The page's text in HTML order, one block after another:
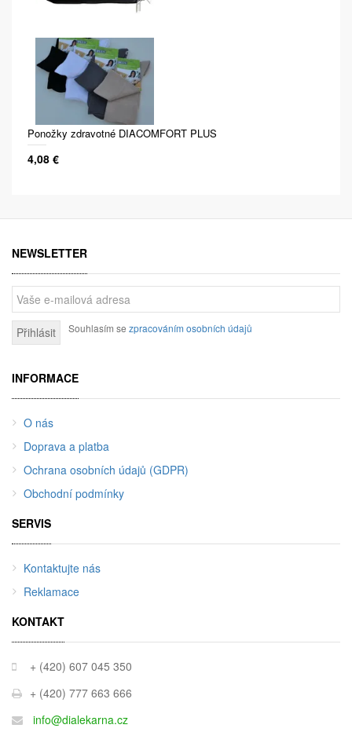
Ponožky zdravotné DIACOMFORT PLUS
4,08 €
NEWSLETTER
Přihlásit Souhlasím se zpracováním osobních údajů
INFORMACE
O nás
Doprava a platba
Ochrana osobních údajů (GDPR)
Obchodní podmínky
SERVIS
Kontaktujte nás
Reklamace
KONTAKT
+ (420) 607 045 350
+ (420) 777 663 666
info@dialekarna.cz